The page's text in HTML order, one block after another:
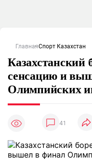
ГлавнаяСпорт Казахстан
Казахстанский
сенсацию и
Олимпийских
41